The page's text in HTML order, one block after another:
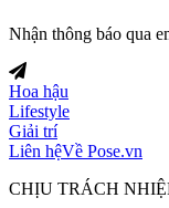
Nhận thông báo qua
Hoa hậu
Lifestyle
Giải trí
Liên hệVề Pose.vn
CHỊU TRÁCH